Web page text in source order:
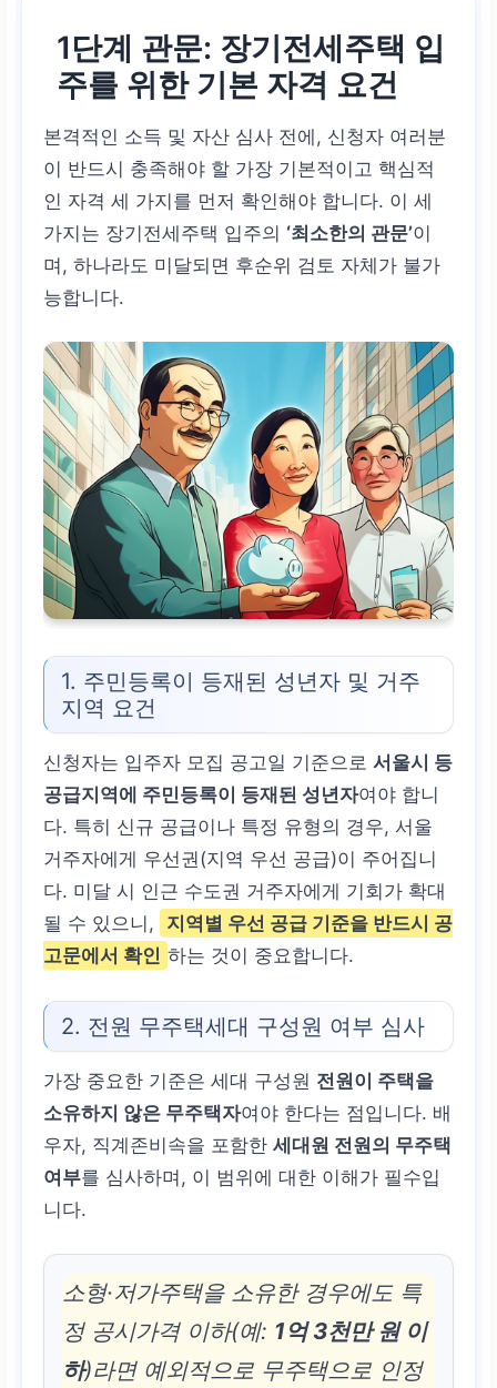
1단계 관문: 장기전세주택 입
주를 위한 기본 자격 요건
본격적인 소득 및 자산 심사 전에, 신청자 여러분
이 반드시 충족해야 할 가장 기본적이고 핵심적
인 자격 세 가지를 먼저 확인해야 합니다. 이 세
가지는 장기전세주택 입주의 ‘최소한의 관문’이
며, 하나라도 미달되면 후순위 검토 자체가 불가
능합니다.
1. 주민등록이 등재된 성년자 및 거주
지역 요건
신청자는 입주자 모집 공고일 기준으로서울시 등
공급지역에 주민등록이 등재된 성년자여야 합니
다. 특히 신규 공급이나 특정 유형의 경우, 서울
거주자에게 우선권(지역 우선 공급)이 주어집니
다. 미달 시 인근 수도권 거주자에게 기회가 확대
될 수 있으니,
지역별 우선 공급 기준을 반드시 공
고문에서 확인 하는 것이 중요합니다.
2. 전원 무주택세대 구성원 여부 심사
가장 중요한 기준은 세대 구성원 전원이 주택을
소유하지 않은 무주택자여야 한다는 점입니다. 배
우자, 직계존비속을 포함한세대원 전원의 무주택
여부를 심사하며, 이 범위에 대한 이해가 필수입
니다.
소형·저가주택을 소유한 경우에도 특
정 공시가격 이하(예: 1억 3천만 원 이
하)라면 예외적으로 무주택으로 인정